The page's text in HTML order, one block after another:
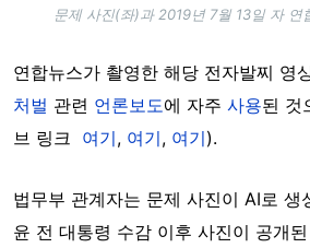
문제 사진(좌)과 2019년 7월 13일 자 연
연합뉴스가 촬영한 해당 전자발찌 영
처벌 관련 언론보도에 자주 사용된 것
브 링크 여기, 여기, 여기).
법무부 관계자는 문제 사진이 AI로 생
윤 전 대통령 수감 이후 사진이 공개